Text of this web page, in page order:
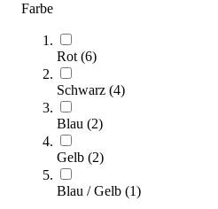
Farbe
Rot (6)
Schwarz (4)
Blau (2)
Gelb (2)
Blau / Gelb (1)
Kübler Sport® Tchoukball Gr. 2
25,20 €